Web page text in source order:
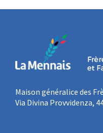
Maison généralice des
Via Divina Provvidenza,